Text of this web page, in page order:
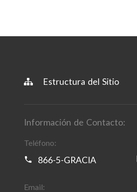
Estructura del Sitio
Información de Contacto:
Teléfono:
866-5-GRACIA
Email: